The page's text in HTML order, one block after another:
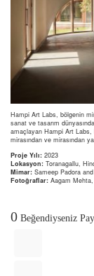
Hampi Art Labs, bölgenin
sanat ve tasarım
amaçlayan Hampi Art Labs,
mirasından ve mirasından
Proje Yılı: 2023
Lokasyon: Toranagallu,
Mimar: Sameep Padora
Fotoğraflar: Aagam
0 Beğendiyseniz